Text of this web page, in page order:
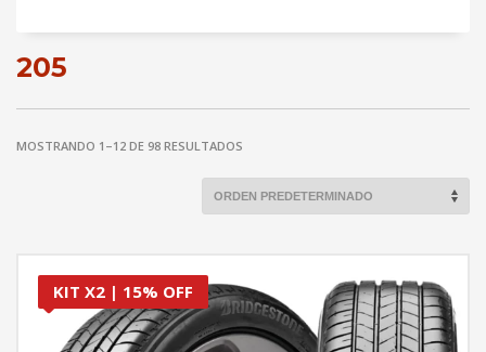
205
MOSTRANDO 1–12 DE 98 RESULTADOS
KIT X2 | 15% OFF